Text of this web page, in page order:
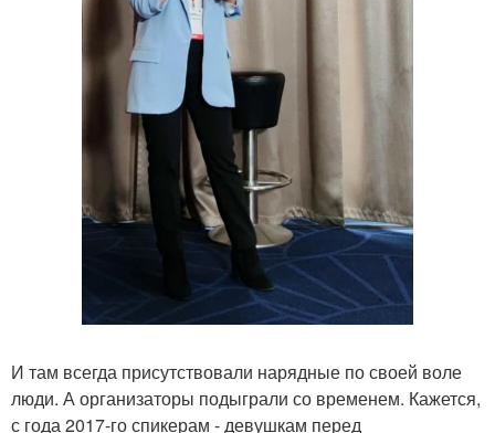
И там всегда присутствовали нарядные по своей воле
люди. А организаторы подыграли со временем. Кажется,
с года 2017-го спикерам - девушкам перед